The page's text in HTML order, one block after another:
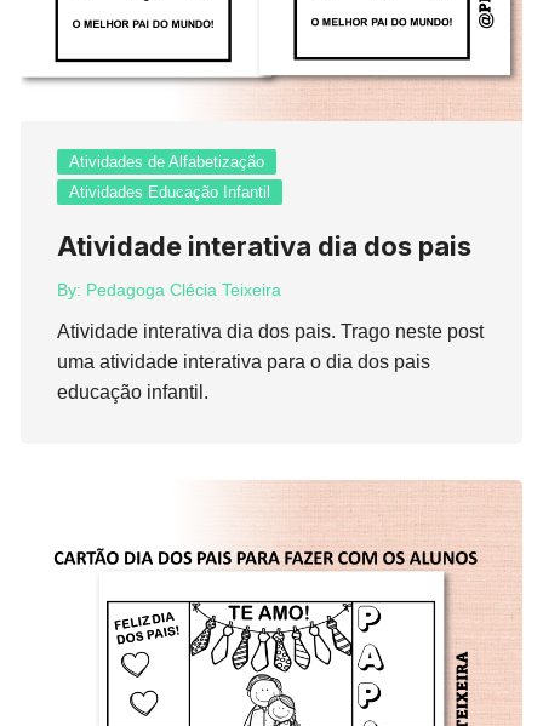
Atividades de Alfabetização
Atividades Educação Infantil
Atividade interativa dia dos pais
By: Pedagoga Clécia Teixeira
Atividade interativa dia dos pais. Trago neste post
uma atividade interativa para o dia dos pais
educação infantil.